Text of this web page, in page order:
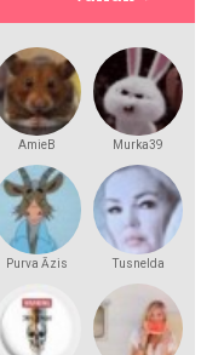
AmieB Murka39
Purva Āzis Tusnelda